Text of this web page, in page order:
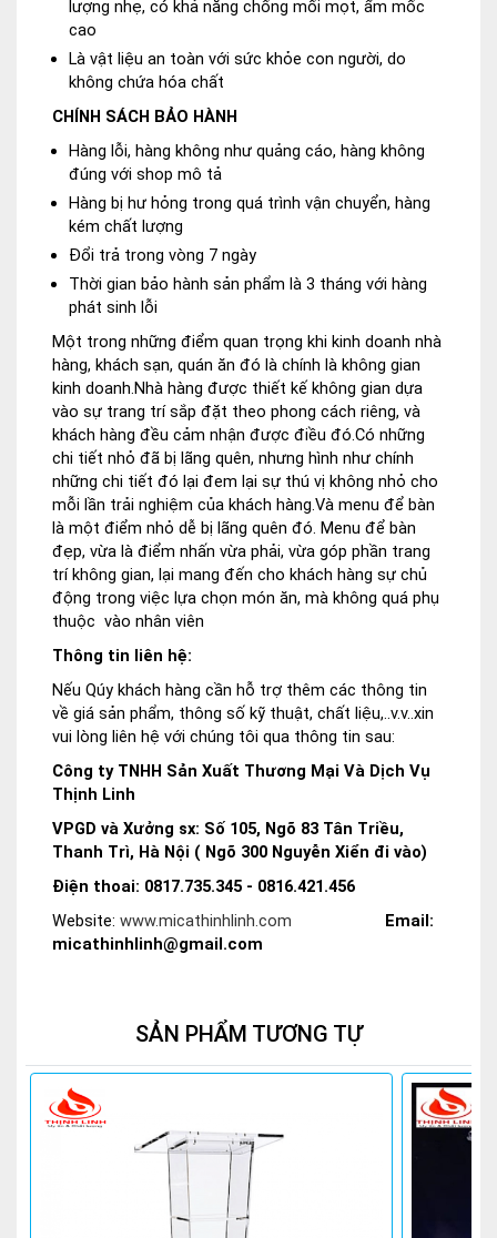
lượng nhẹ, có khả năng chống mối mọt, ẩm mốc
cao
Là vật liệu an toàn với sức khỏe con người, do
không chứa hóa chất
CHÍNH SÁCH BẢO HÀNH
Hàng lỗi, hàng không như quảng cáo, hàng không
đúng với shop mô tả
Hàng bị hư hỏng trong quá trình vận chuyển, hàng
kém chất lượng
Đổi trả trong vòng 7 ngày
Thời gian bảo hành sản phẩm là 3 tháng với hàng
phát sinh lỗi
Một trong những điểm quan trọng khi kinh doanh nhà
hàng, khách sạn, quán ăn đó là chính là không gian
kinh doanh.Nhà hàng được thiết kế không gian dựa
vào sự trang trí sắp đặt theo phong cách riêng, và
khách hàng đều cảm nhận được điều đó.Có những
chi tiết nhỏ đã bị lãng quên, nhưng hình như chính
những chi tiết đó lại đem lại sự thú vị không nhỏ cho
mỗi lần trải nghiệm của khách hàng.Và menu để bàn
là một điểm nhỏ dễ bị lãng quên đó. Menu để bàn
đẹp, vừa là điểm nhấn vừa phải, vừa góp phần trang
trí không gian, lại mang đến cho khách hàng sự chủ
động trong việc lựa chọn món ăn, mà không quá phụ
thuộc vào nhân viên
Thông tin liên hệ:
Nếu Qúy khách hàng cần hỗ trợ thêm các thông tin
về giá sản phẩm, thông số kỹ thuật, chất liệu,..v.v..xin
vui lòng liên hệ với chúng tôi qua thông tin sau:
Công ty TNHH Sản Xuất Thương Mại Và Dịch Vụ
Thịnh Linh
VPGD và Xưởng sx: Số 105, Ngõ 83 Tân Triều,
Thanh Trì, Hà Nội ( Ngõ 300 Nguyễn Xiển đi vào)
Điện thoai: 0817.735.345 - 0816.421.456
Website: www.micathinhlinh.com
Email:
micathinhlinh@gmail.com
SẢN PHẨM TƯƠNG TỰ